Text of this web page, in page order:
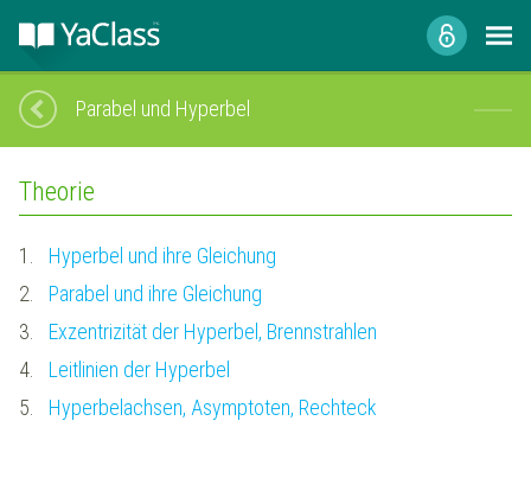
Parabel und Hyperbel
Theorie
1.
Hyperbel und ihre Gleichung
2.
Parabel und ihre Gleichung
3.
Exzentrizität der Hyperbel, Brennstrahlen
4.
Leitlinien der Hyperbel
5.
Hyperbelachsen, Asymptoten, Rechteck